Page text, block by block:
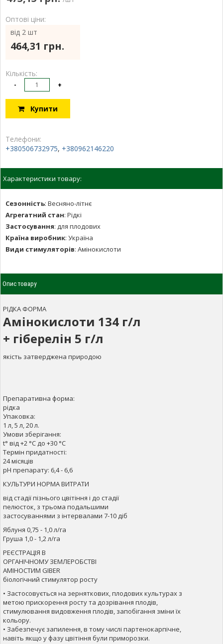
Оптові ціни:
від 2 шт
464,31 грн.
Кількість:
- +
Купити
Телефони:
+380506732975, +380962146220
Характеристики товару:
Сезонність: Весняно-літнє
Агрегатний стан: Рідкі
Застосування: для плодових
Країна виробник: Україна
Види стимуляторів: Амінокислоти
Опис товару
РІДКА ФОРМА
Амінокислоти 134 г/л
+ гіберелін 5 г/л
якість затверджена природою
Препаративна форма:
рідка
Упаковка:
1 л, 5 л, 20 л.
Умови зберігання:
t° від +2 °С до +30 °С
Термін придатності:
24 місяців
рН препарату: 6,4 - 6,6
КУЛЬТУРИ НОРМА ВИТРАТИ
від стадії пізнього цвітіння і до стадії
пелюсток, з трьома подальшими
застосуваннями з інтервалами 7-10 діб
Яблуня 0,75 - 1,0 л/га
Груша 1,0 - 1,2 л/га
РЕЄСТРАЦІЯ В
ОРГАНІЧНОМУ ЗЕМЛЕРОБСТВІ
АМІНОСТИМ GIBER
біологічний стимулятор росту
• Застосовується на зерняткових, плодових культурах з
метою прискорення росту та дозрівання плодів,
стимулювання видовження плодів, запобігання зміни їх
кольору.
• Забезпечує запилення, в тому числі партенокарпічне,
навіть якщо у фазу цвітіння були приморозки.